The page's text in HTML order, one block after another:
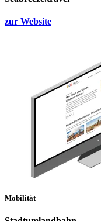
zur Website
Mobilität